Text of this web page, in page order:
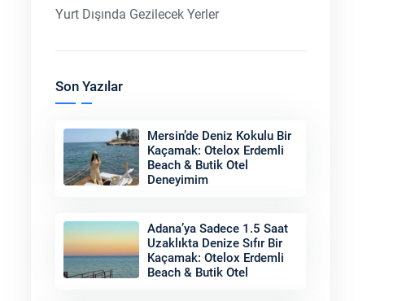
Yurt Dışında Gezilecek Yerler
Son Yazılar
Mersin’de Deniz Kokulu Bir
Kaçamak: Otelox Erdemli
Beach & Butik Otel
Deneyimim
Adana’ya Sadece 1.5 Saat
Uzaklıkta Denize Sıfır Bir
Kaçamak: Otelox Erdemli
Beach & Butik Otel